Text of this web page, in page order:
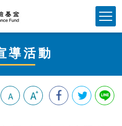
導活動